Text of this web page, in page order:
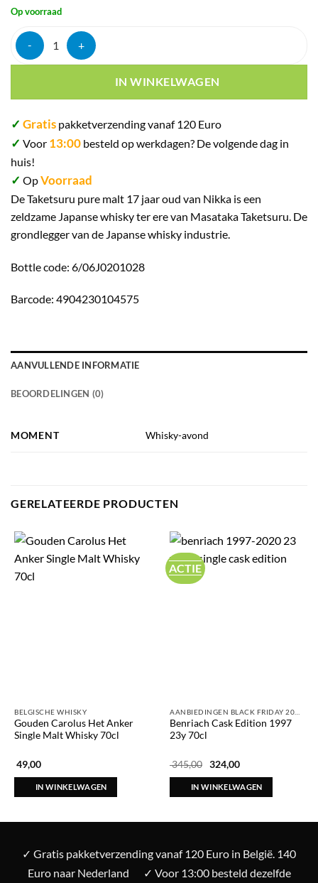
Op voorraad
Taketsuru 17y 70cl aantal
IN WINKELWAGEN
✓ Gratis pakketverzending vanaf 120 Euro
✓ Voor 13:00 besteld op werkdagen? De volgende dag in
huis!
✓ OpVoorraad
De Taketsuru pure malt 17 jaar oud van Nikka is een
zeldzame Japanse whisky ter ere van Masataka Taketsuru. De
grondlegger van de Japanse whisky industrie.
Bottle code: 6/06J0201028
Barcode: 4904230104575
AANVULLENDE INFORMATIE
BEOORDELINGEN (0)
MOMENT Whisky-avond
GERELATEERDE PRODUCTEN
BELGISCHE WHISKY
Gouden Carolus Het Anker
Single Malt Whisky 70cl
49,00
IN WINKELWAGEN
ACTIE
Benriach Cask Edition 1997
23y 70cl
345,00
Oorspronkelijke
prijs
was:
€ 345,00.
324,00Huidige
is:
€ 324,00.
IN WINKELWAGEN
✓ Gratis pakketverzending vanaf 120 Euro in België. 140
Euro naar Nederland
✓ Voor 13:00 besteld dezelfde